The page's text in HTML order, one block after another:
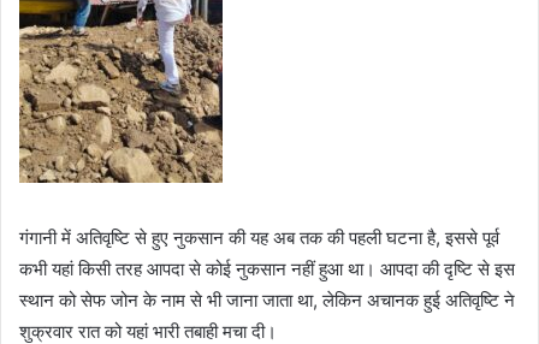
गंगानी में अतिवृष्टि से हुए नुकसान की यह अब तक की पहली घटना है, इससे पूर्व
कभी यहां किसी तरह आपदा से कोई नुकसान नहीं हुआ था। आपदा की दृष्टि से इस
स्थान को सेफ जोन के नाम से भी जाना जाता था, लेकिन अचानक हुई अतिवृष्टि ने
शुक्रवार रात को यहां भारी तबाही मचा दी।